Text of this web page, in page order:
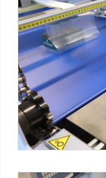
Overlap shrink
around
Máquinas
Tag:
Bandeja